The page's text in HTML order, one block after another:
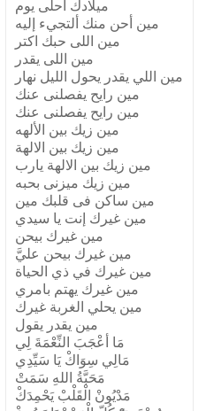
مين أحن منك ألتجيء إليه
مين اللى حبك اكتر
مين اللى يقدر
مين اللي يقدر يحول الليل نهار
مين رايح يفصلنى عنك
مين رايح يفصلنى عنك
مين زيك بين الألهه
مين زيك بين الالهة
مين زيك بين الالهة يارب
مين زيك ميزنى بحبه
مين ساكن فى قلبك مين
مين غيرك إنت يا سيدي
مين غيرك بيحن
مين غيرك بيحن عليَّ
مين غيرك في ذي الحياة
مين غيرك يهتم بامري
مين يحلي الغربة غيرك
مين يقدر يقول
مَا أعْجَبَ النِّعْمَةَ لِي
مَالِي سِوَاكْ يَا سَيِّدِي
مَحَبَّةُ اللهِ سَمَتْ
مَدْيُونْ الْقَلْبْ يَحْمِدَكْ